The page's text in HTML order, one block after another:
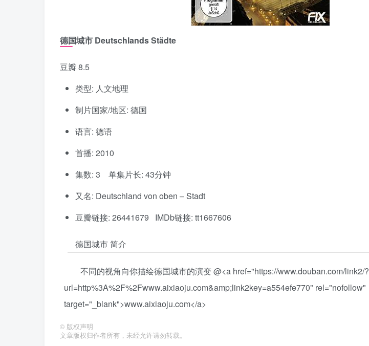
德国城市 Deutschlands Städte
豆瓣 8.5
类型: 人文地理
制片国家/地区: 德国
语言: 德语
首播: 2010
集数: 3 单集片长: 43分钟
又名: Deutschland von oben – Stadt
豆瓣链接: 26441679 IMDb链接: tt1667606
德国城市 简介
不同的视角向你描绘德国城市的演变 @<a href="https://www.douban.com/link2/?
url=http%3A%2F%2Fwww.aixiaoju.com&amp;link2key=a554efe770" rel="nofollow"
target="_blank">www.aixiaoju.com</a>
© 版权声明
文章版权归作者所有，未经允许请勿转载。